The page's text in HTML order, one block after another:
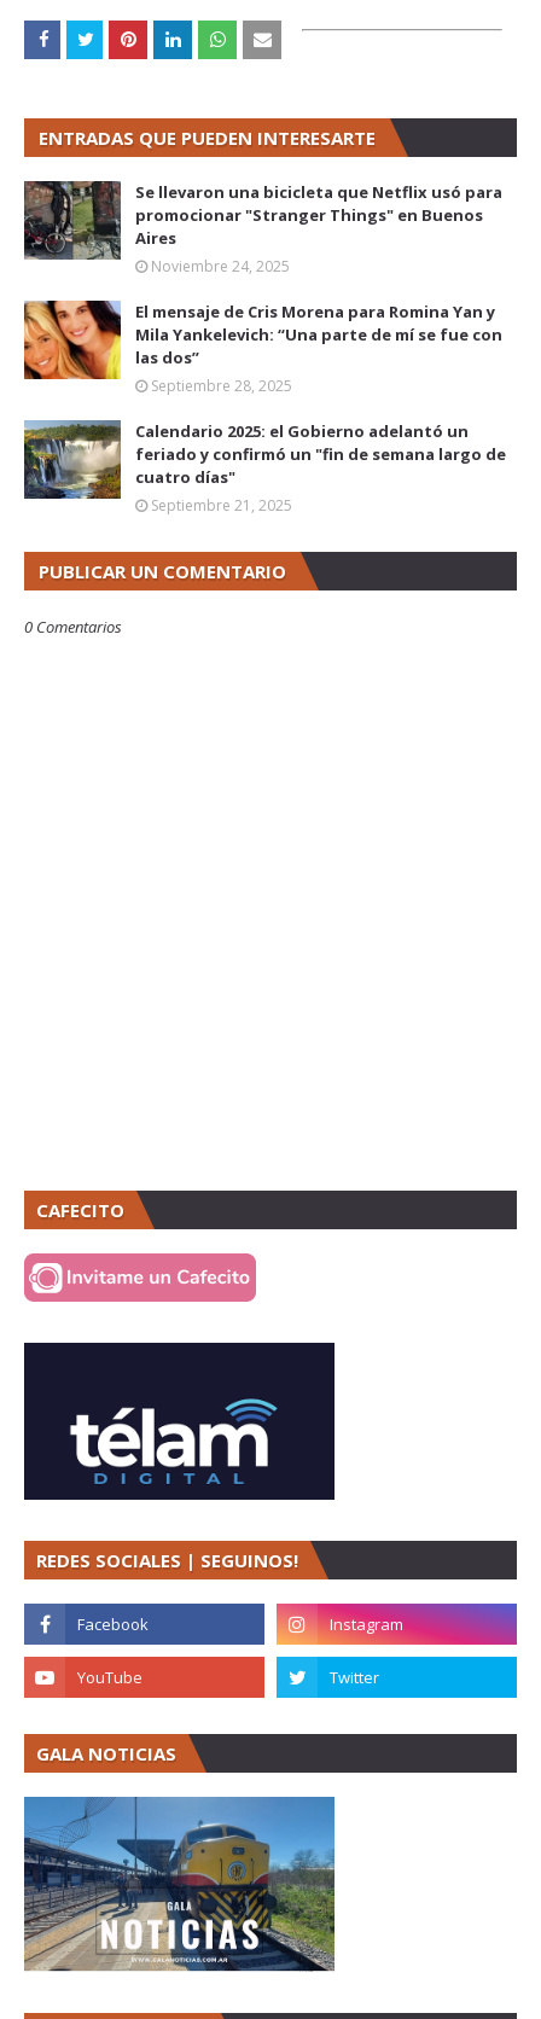
ENTRADAS QUE PUEDEN INTERESARTE
Se llevaron una bicicleta que Netflix usó para
promocionar "Stranger Things" en Buenos
Aires
Noviembre 24, 2025
El mensaje de Cris Morena para Romina Yan y
Mila Yankelevich: “Una parte de mí se fue con
las dos”
Septiembre 28, 2025
Calendario 2025: el Gobierno adelantó un
feriado y confirmó un "fin de semana largo de
cuatro días"
Septiembre 21, 2025
PUBLICAR UN COMENTARIO
0 Comentarios
CAFECITO
REDES SOCIALES | SEGUINOS!
GALA NOTICIAS